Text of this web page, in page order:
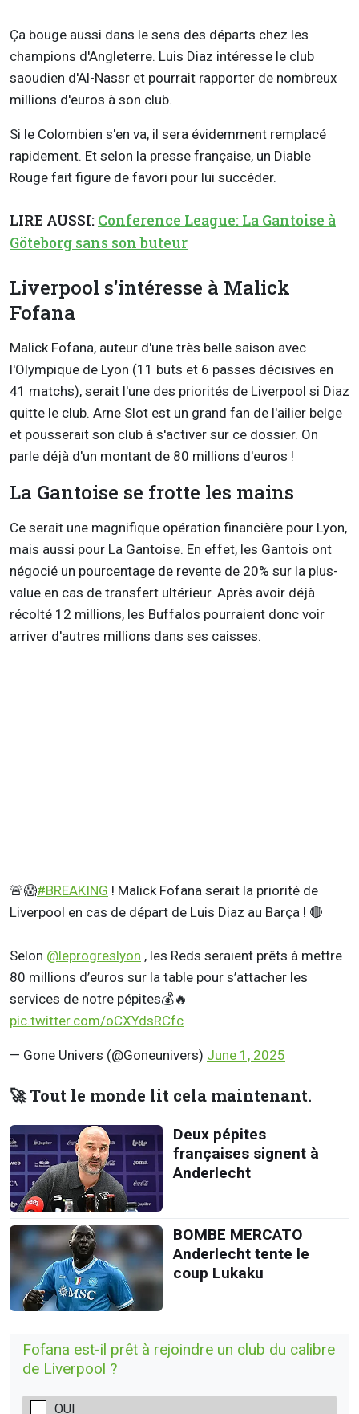
Ça bouge aussi dans le sens des départs chez les
champions d'Angleterre. Luis Diaz intéresse le club
saoudien d'Al-Nassr et pourrait rapporter de nombreux
millions d'euros à son club.
Si le Colombien s'en va, il sera évidemment remplacé
rapidement. Et selon la presse française, un Diable
Rouge fait figure de favori pour lui succéder.
LIRE AUSSI: Conference League: La Gantoise à
Göteborg sans son buteur
Liverpool s'intéresse à Malick
Fofana
Malick Fofana, auteur d'une très belle saison avec
l'Olympique de Lyon (11 buts et 6 passes décisives en
41 matchs), serait l'une des priorités de Liverpool si Diaz
quitte le club. Arne Slot est un grand fan de l'ailier belge
et pousserait son club à s'activer sur ce dossier. On
parle déjà d'un montant de 80 millions d'euros !
La Gantoise se frotte les mains
Ce serait une magnifique opération financière pour Lyon,
mais aussi pour La Gantoise. En effet, les Gantois ont
négocié un pourcentage de revente de 20% sur la plus-
value en cas de transfert ultérieur. Après avoir déjà
récolté 12 millions, les Buffalos pourraient donc voir
arriver d'autres millions dans ses caisses.
🚨😱#BREAKING ! Malick Fofana serait la priorité de
Liverpool en cas de départ de Luis Diaz au Barça ! 🔴
Selon @leprogreslyon , les Reds seraient prêts à mettre
80 millions d’euros sur la table pour s’attacher les
services de notre pépites💰🔥
pic.twitter.com/oCXYdsRCfc
— Gone Univers (@Goneunivers) June 1, 2025
🚀 Tout le monde lit cela maintenant.
Deux pépites
françaises signent à
Anderlecht
BOMBE MERCATO
Anderlecht tente le
coup Lukaku
Fofana est-il prêt à rejoindre un club du calibre
de Liverpool ?
OUI